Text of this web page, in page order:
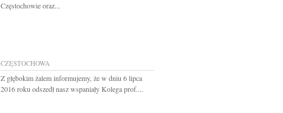
Częstochowie oraz...
CZĘSTOCHOWA
Z głębokim żalem informujemy, że w dniu 6 lipca
2016 roku odszedł nasz wspaniały Kolega prof....